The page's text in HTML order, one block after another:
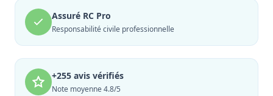
Assuré RC Pro
Responsabilité civile professionnelle
+255 avis vérifiés
Note moyenne 4.8/5